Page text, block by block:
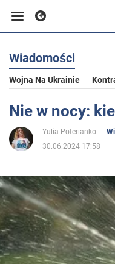
Biznes
Sport
Rozrywka
Życie
Polityka
Wiadomości
Wojna Na Ukrainie
Nie w nocy:
Yulia Poterianko
30.06.2024 17:58